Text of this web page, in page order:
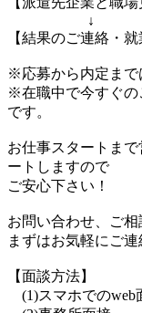
↓
【結果のご連絡・就
※応募から内定まで
※在職中で今すぐの
です。
お仕事スタートま
ートしますので
ご安心下さい！
お問い合わせ、ご相
まずはお気軽にご連
【面談方法】
(1)スマホでのweb